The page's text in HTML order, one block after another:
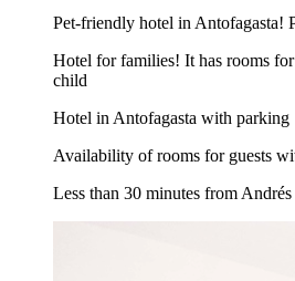
Pet-friendly hotel in Antofagasta!
Hotel for families! It has rooms
child
Hotel in Antofagasta with parking
Availability of rooms for guests
Less than 30 minutes from